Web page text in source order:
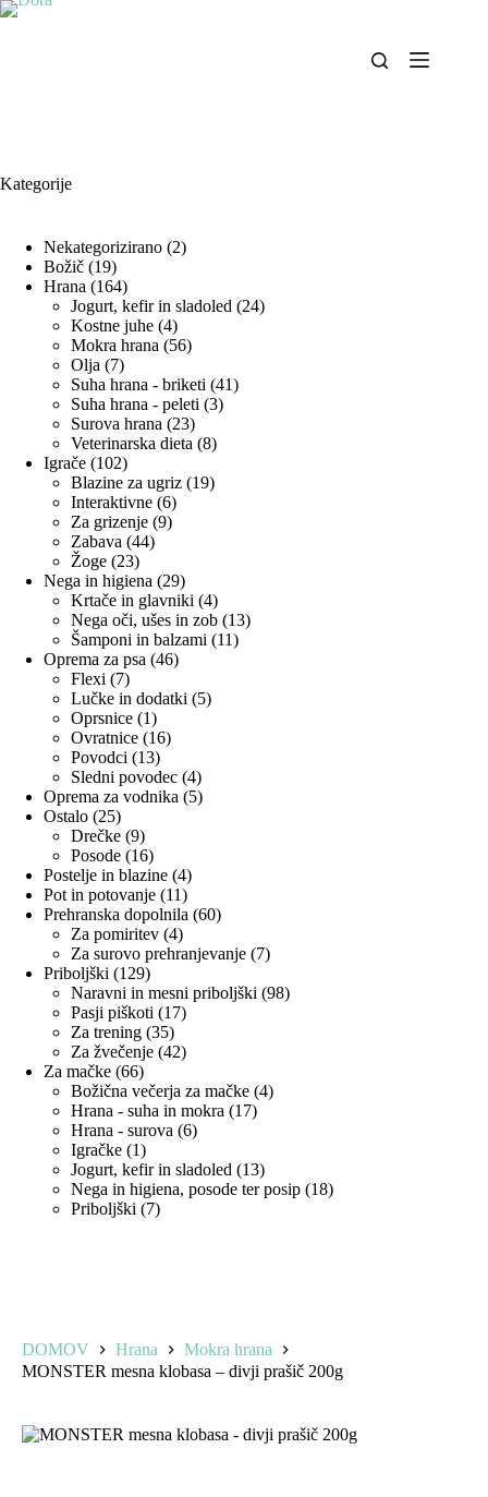
Skip
DOMOV Hrana
Mokra hrana
MONSTER mesna klobasa – divji prašič 200g
Kategorije
Nekategorizirano 22
Božič 1919
izdelkov
Hrana 164164
izdelkov
Jogurt, kefir in sladoled 2424
Kostne juhe 44
izdelki
Mokra hrana 5656
Olja 77
izdelkov
Suha hrana - briketi 4141
Suha hrana - peleti 33
Surova hrana 2323
izdelkov
Veterinarska dieta 88
Igrače 102102
izdelka
Blazine za ugriz 1919
Interaktivne 66
izdelkov
Za grizenje 99
Zabava 4444
Žoge 2323
izdelkov
Nega in higiena 2929
izdelkov
Krtače in glavniki 44
izdelki
Nega oči, ušes in zob 1313
Šamponi in balzami 1111
Oprema za psa 4646
Flexi 77
izdelkov
Lučke in dodatki 55
Oprsnice 11
izdelek
Ovratnice 1616
Povodci 1313
izdelkov
Sledni povodec 44
izdelki
Oprema za vodnika 55
Ostalo 2525
izdelkov
Drečke 99
izdelkov
Posode 1616
izdelkov
Postelje in blazine 44
izdelki
Pot in potovanje 1111
izdelkov
Prehranska dopolnila 6060
Za pomiritev 44
izdelki
Za surovo prehranjevanje 77
Priboljški 129129
izdelkov
Naravni in mesni priboljški 9898
Pasji piškoti 1717
Za trening 3535
izdelkov
Za žvečenje 4242
Za mačke 6666
izdelkov
Božična večerja za mačke 44
Hrana - suha in mokra 1717
Hrana - surova 66
Igračke 11
izdelek
Jogurt, kefir in sladoled 1313
izdelkov
Nega in higiena, posode ter posip 1818
Priboljški 77